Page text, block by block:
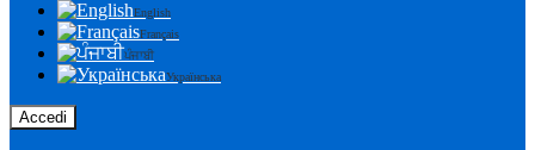
English
Français
ਪੰਜਾਬੀ
Українська
Accedi